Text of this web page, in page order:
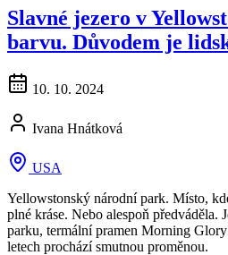
Slavné jezero v
barvu. Důvodem je
10. 10. 2024
Ivana Hnátková
USA
Yellowstonský národní park. Místo,
plné kráse. Nebo alespoň předváděla.
parku, termální pramen Morning
letech prochází smutnou proměnou.